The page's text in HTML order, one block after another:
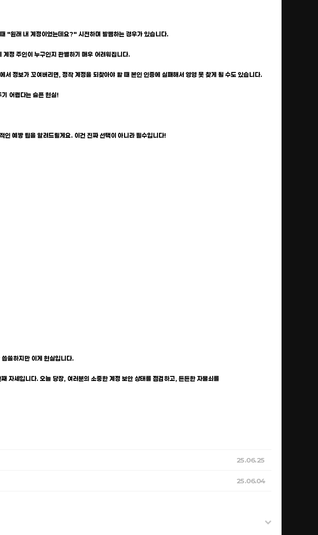
"원래 내 계정이었는데요?" 시전하며 발뺌하는 경우가 있습니다.
정 주인이 누구인지 판별하기 매우 어려워집니다.
정보가 꼬여버리면, 정작 계정을 되찾아야 할 때 본인 인증에 실패해서 영영 못 찾게 될 수도 있습니다.
어렵다는 슬픈 현실!
예방 팁을 알려드릴게요. 이건 진짜 선택이 아니라 필수입니다!
쓸하지만 이게 현실입니다.
자세입니다. 오늘 당장, 여러분의 소중한 계정 보안 상태를 점검하고, 든든한 자물쇠를
25.06.25
25.06.04